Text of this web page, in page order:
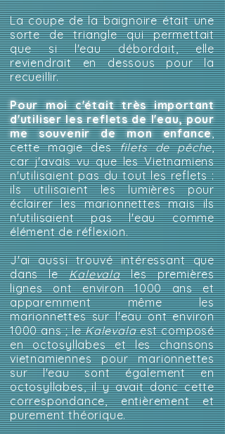
La coupe de la baignoire était une
sorte de triangle qui permettait
que si l'eau débordait, elle
reviendrait en dessous pour la
recueillir.
Pour moi c'était très important
d'utiliser les reflets de l'eau, pour
me souvenir de mon enfance,
cette magie desfilets de pêche,
car j'avais vu que les Vietnamiens
n'utilisaient pas du tout les reflets :
ils utilisaient les lumières pour
éclairer les marionnettes mais ils
n'utilisaient pas l'eau comme
élément de réflexion.
J'ai aussi trouvé intéressant que
dans leKalevalales premières
lignes ont environ 1000 ans et
apparemment même les
marionnettes sur l'eau ont environ
1000 ans ; leKalevalaest composé
en octosyllabes et les chansons
vietnamiennes pour marionnettes
sur l'eau sont également en
octosyllabes, il y avait donc cette
correspondance, entièrement et
purement théorique.